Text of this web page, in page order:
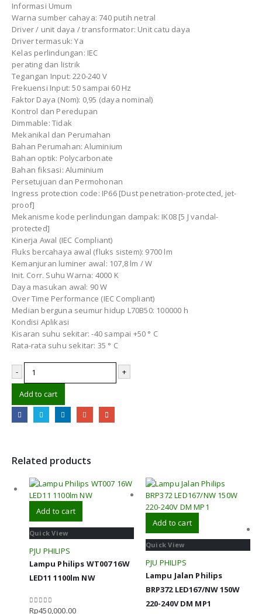
Informasi Umum
Warna sumber cahaya: 740 putih netral
Driver / unit daya / transformator: Unit catu daya
Driver termasuk: Ya
Kelas perlindungan: IEC
perating dan listrik
Tegangan Input: 220-240 V
Frekuensi Input: 50 sampai 60 Hz
Faktor Daya (Nom): 0,95 (daya nominal)
Kontrol dan Peredupan
Dimmable: Tidak
Mekanikal dan Perumahan
Bahan Perumahan: Aluminium
Bahan optik: Polycarbonate
Bahan fiksasi: Aluminium
Persetujuan dan Permohonan
Ingress protection code: IP66 [Dust penetration-protected, jet-
proof]
Mekanisme kode perlindungan dampak: IK08 [5 J vandal-
protected]
Kinerja Awal (IEC Compliant)
Fluks bercahaya awal (fluks sistem): 9700 lm
Kemanjuran luminer awal: 107,8 ​​lm / W
Init. Corr. Suhu Warna: 4000 K
Daya masukan awal: 90 W
Over Time Performance (IEC Compliant)
Median berguna seumur hidup L70B50: 100000 h
Kondisi Aplikasi
Kisaran suhu sekitar: -40 sampai +50 ° C
Rata-rata suhu sekitar: 35 ° C
- +
Add to cart
Related products
Add to cart
Quick View
PJU PHILIPS
Lampu Philips WT007 16W
LED11 1100lm NW
0out of 5
Rp450,000.00
Add to cart
Quick View
PJU PHILIPS
Lampu Jalan Philips
BRP372 LED167/NW 150W
220-240V DM MP1